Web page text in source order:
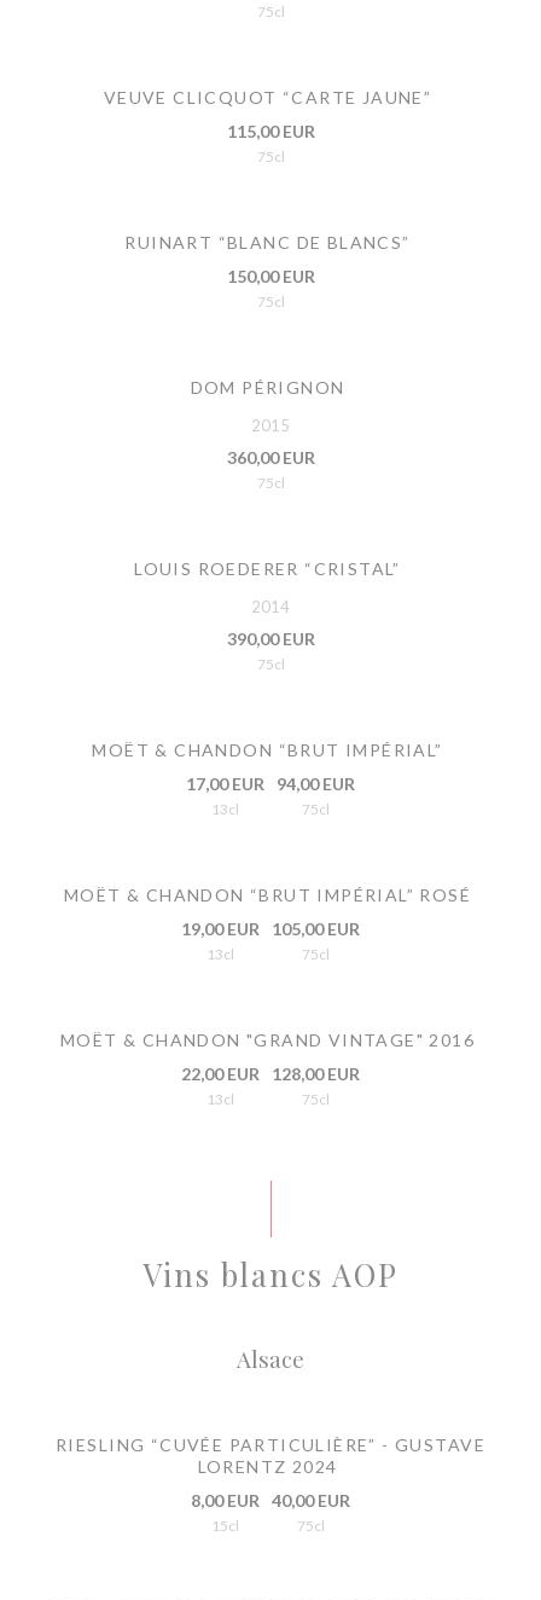
75cl
VEUVE CLICQUOT “CARTE JAUNE”
115,00 EUR
75cl
RUINART “BLANC DE BLANCS”
150,00 EUR
75cl
DOM PÉRIGNON
2015
360,00 EUR
75cl
LOUIS ROEDERER “CRISTAL”
2014
390,00 EUR
75cl
MOËT & CHANDON “BRUT IMPÉRIAL”
17,00 EUR
13cl
94,00 EUR
75cl
MOËT & CHANDON “BRUT IMPÉRIAL” ROSÉ
19,00 EUR
13cl
105,00 EUR
75cl
MOËT & CHANDON "GRAND VINTAGE" 2016
22,00 EUR
13cl
128,00 EUR
75cl
Vins blancs AOP
Alsace
RIESLING “CUVÉE PARTICULIÈRE” - GUSTAVE
LORENTZ 2024
8,00 EUR
15cl
40,00 EUR
75cl